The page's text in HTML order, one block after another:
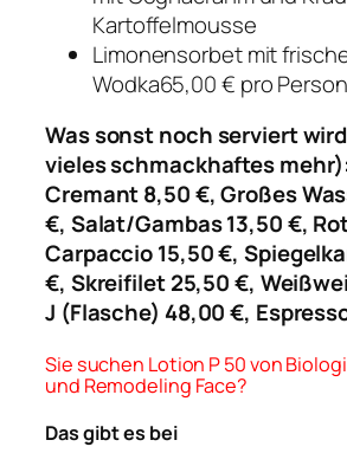
Kartoffelmousse
Limonensorbet mit
Wodka65,00 € pro Person
Was sonst noch serviert
vieles schmackhaftes
Cremant 8,50 €, Großes
€, Salat/Gambas 13,50 €,
Carpaccio 15,50 €,
€, Skreifilet 25,50 €,
J (Flasche) 48,00 €,
Sie suchen Lotion P 50 von
und Remodeling Face?
Das gibt es bei